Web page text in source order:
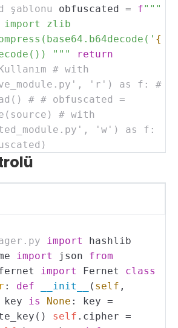
şablonu
obfuscated = f"""
import zlib
{
"""
return
# with
'r') as f:
#
# # obfuscated =
# with
'w') as f:
import
hashlib
import json
from
import Fernet
class
: def __init__ ( self ,
key is None :
key =
self .cipher =